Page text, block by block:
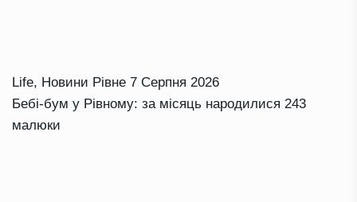
Life, Новини Рівне 7 Серпня 2026
Бебі-бум у Рівному: за місяць народилися 243
малюки